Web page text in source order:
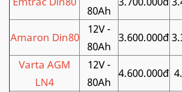
80Ah
Amaron Din80
12V -
80Ah
3.600.000đ
Varta AGM
LN4
12V -
80Ah
4.600.000đ